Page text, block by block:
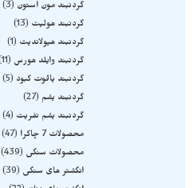
گردنبند مون استون
3
گردنبند هولیت
13
گردنبند هیولاندیت
1
گردنبند وایلد هورس
11
گردنبند یاقوت کبود
5
گردنبند یشم
27
گردنبند یشم نفریت
4
محصولات 7 چاکرا
47
محصولات سنگی
439
انگشتر های سنگی
39